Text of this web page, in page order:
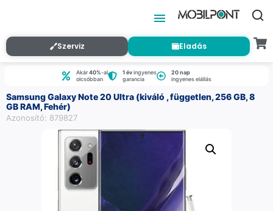
Szerviz Eladás
Akár40%-al
olcsóbban
1 évingyenes
garancia
20 nap
ingyenes elállás
Samsung Galaxy Note 20 Ultra (kiváló , független, 256 GB, 8
GB RAM, Fehér)
Azonosító: 879827